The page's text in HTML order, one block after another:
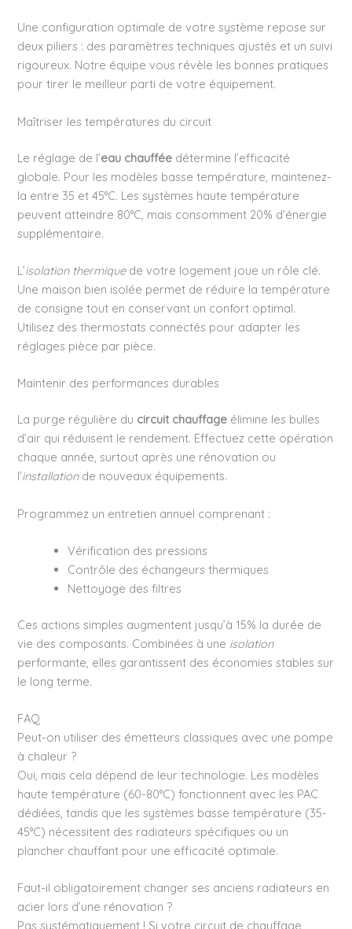
Une configuration optimale de votre système repose sur
deux piliers : des paramètres techniques ajustés et un suivi
rigoureux. Notre équipe vous révèle les bonnes pratiques
pour tirer le meilleur parti de votre équipement.
Maîtriser les températures du circuit
Le réglage de l’eau chauffée détermine l’efficacité
globale. Pour les modèles basse température, maintenez-
la entre 35 et 45°C. Les systèmes haute température
peuvent atteindre 80°C, mais consomment 20% d’énergie
supplémentaire.
L’isolation thermiquede votre logement joue un rôle clé.
Une maison bien isolée permet de réduire la température
de consigne tout en conservant un confort optimal.
Utilisez des thermostats connectés pour adapter les
réglages pièce par pièce.
Maintenir des performances durables
La purge régulière du circuit chauffage élimine les bulles
d’air qui réduisent le rendement. Effectuez cette opération
chaque année, surtout après une rénovation ou
l’installationde nouveaux équipements.
Programmez un entretien annuel comprenant :
Vérification des pressions
Contrôle des échangeurs thermiques
Nettoyage des filtres
Ces actions simples augmentent jusqu’à 15% la durée de
vie des composants. Combinées à une isolation
performante, elles garantissent des économies stables sur
le long terme.
FAQ
Peut-on utiliser des émetteurs classiques avec une pompe
à chaleur ?
Oui, mais cela dépend de leur technologie. Les modèles
haute température (60-80°C) fonctionnent avec les PAC
dédiées, tandis que les systèmes basse température (35-
45°C) nécessitent des radiateurs spécifiques ou un
plancher chauffant pour une efficacité optimale.
Faut-il obligatoirement changer ses anciens radiateurs en
acier lors d’une rénovation ?
Pas systématiquement ! Si votre circuit de chauffage